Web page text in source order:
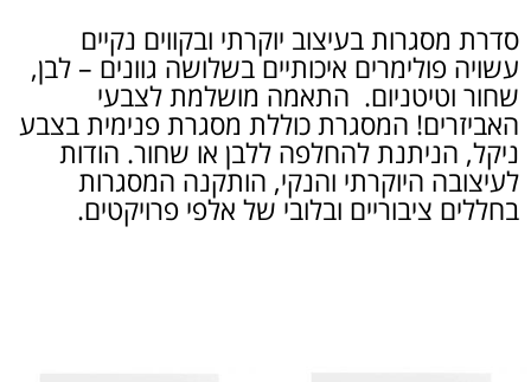
סדרת מסגרות בעיצוב יוקרתי ובקווים נקיים
עשויה פולימרים איכותיים בשלושה גוונים – לבן,
שחור וטיטניום. התאמה מושלמת לצבעי
האביזרים! המסגרת כוללת מסגרת פנימית בצבע
ניקל, הניתנת להחלפה ללבן או שחור. הודות
לעיצובה היוקרתי והנקי, הותקנה המסגרות
בחללים ציבוריים ובלובי של אלפי פרויקטים.